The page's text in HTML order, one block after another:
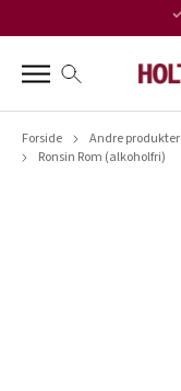
Forside Andre produkter
Ronsin Rom (alkoholfri)